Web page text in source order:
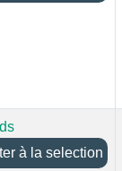
Ajouter à la selection